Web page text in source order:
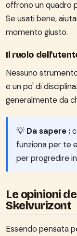
offrono un quadro
Se usati bene,
momento giusto.
Il ruolo
Nessuno
e un po' di
generalmente da
💡 Da sapere :
funziona per te
per progredire
Le opinioni
Skelvurizont
Essendo pensata